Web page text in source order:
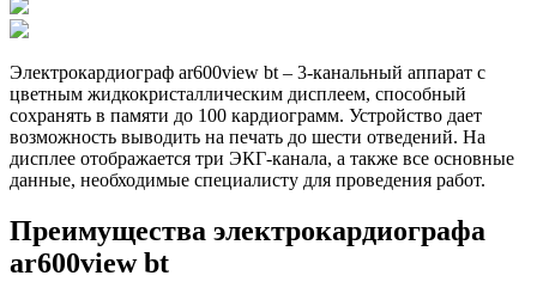
Электрокардиограф ar600view bt – 3-канальный аппарат с
цветным жидкокристаллическим дисплеем, способный
сохранять в памяти до 100 кардиограмм. Устройство дает
возможность выводить на печать до шести отведений. На
дисплее отображается три ЭКГ-канала, а также все основные
данные, необходимые специалисту для проведения работ.
Преимущества электрокардиографа
ar600view bt